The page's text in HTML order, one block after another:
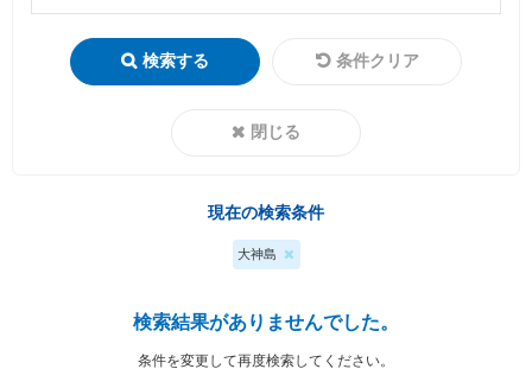
検索する 条件クリア
閉じる
現在の検索条件
大神島
検索結果がありませんでした。
条件を変更して再度検索してください。